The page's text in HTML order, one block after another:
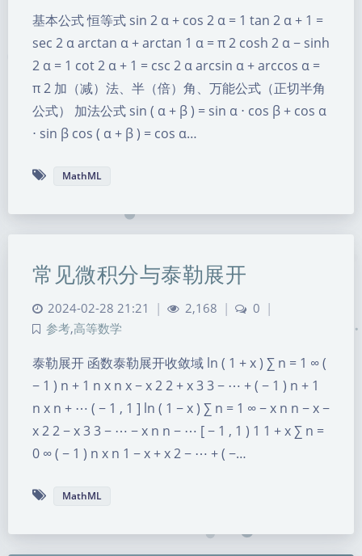
基本公式 恒等式 sin 2 α + cos 2 α = 1 tan 2 α + 1 =
sec 2 α arctan α + arctan 1 α = π 2 cosh 2 α − sinh
2 α = 1 cot 2 α + 1 = csc 2 α arcsin α + arccos α =
π 2 加（减）法、半（倍）角、万能公式（正切半角
公式） 加法公式 sin ( α + β ) = sin α ⋅ cos β + cos α
⋅ sin β cos ( α + β ) = cos α…
MathML
常见微积分与泰勒展开
2024-02-28 21:21 | 2,168 | 0 |
参考,高等数学
泰勒展开 函数泰勒展开收敛域 ln ( 1 + x ) ∑ n = 1 ∞ (
− 1 ) n + 1 n x n x − x 2 2 + x 3 3 − ⋯ + ( − 1 ) n + 1
n x n + ⋯ ( − 1 , 1 ] ln ( 1 − x ) ∑ n = 1 ∞ − x n n − x −
x 2 2 − x 3 3 − ⋯ − x n n − ⋯ [ − 1 , 1 ) 1 1 + x ∑ n =
0 ∞ ( − 1 ) n x n 1 − x + x 2 − ⋯ + ( −…
MathML